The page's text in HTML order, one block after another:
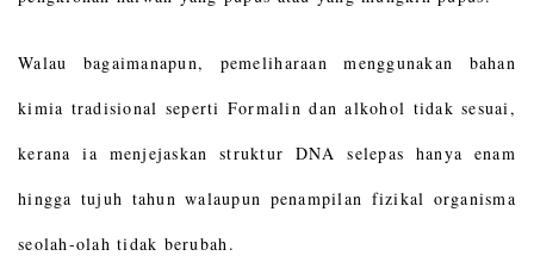
Walau bagaimanapun, pemeliharaan menggunakan bahan
kimia tradisional seperti Formalin dan alkohol tidak sesuai,
kerana ia menjejaskan struktur DNA selepas hanya enam
hingga tujuh tahun walaupun penampilan fizikal organisma
seolah-olah tidak berubah.